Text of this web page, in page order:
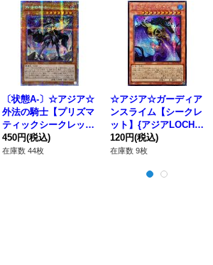
〔状態A-〕☆アジア☆
外法の騎士【プリズマ
ティックシークレッ
ト】{アジアDIFO-JP0
23}《モンスター》
450円(税込)
在庫数 44枚
☆アジア☆ガーディア
ンスライム【シークレ
ット】{アジアLOCH-J
P039}《モンスター》
120円(税込)
在庫数 9枚